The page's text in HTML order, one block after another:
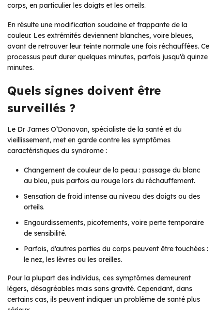
corps, en particulier les doigts et les orteils.
En résulte une modification soudaine et frappante de la
couleur. Les extrémités deviennent blanches, voire bleues,
avant de retrouver leur teinte normale une fois réchauffées. Ce
processus peut durer quelques minutes, parfois jusqu’à quinze
minutes.
Quels signes doivent être
surveillés ?
Le Dr James O’Donovan, spécialiste de la santé et du
vieillissement, met en garde contre les symptômes
caractéristiques du syndrome :
Changement de couleur de la peau : passage du blanc
au bleu, puis parfois au rouge lors du réchauffement.
Sensation de froid intense au niveau des doigts ou des
orteils.
Engourdissements, picotements, voire perte temporaire
de sensibilité.
Parfois, d’autres parties du corps peuvent être touchées :
le nez, les lèvres ou les oreilles.
Pour la plupart des individus, ces symptômes demeurent
légers, désagréables mais sans gravité. Cependant, dans
certains cas, ils peuvent indiquer un problème de santé plus